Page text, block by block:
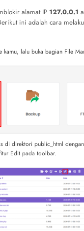
alamat IP 127.0.0.1
ini adalah cara
kamu, lalu buka bagian File
di direktori public_html
Edit pada toolbar.